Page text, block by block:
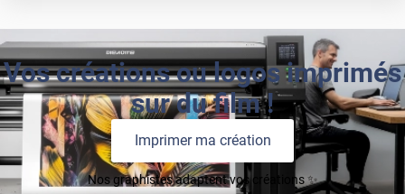
Vos créations ou logos imprimés
sur du film !
Imprimer ma création
Nos graphistes adaptent vos créations ✨